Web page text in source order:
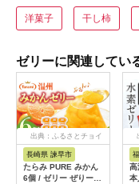
洋菓子 干し柿
ゼリーに関連してい
出典：ふるさとチョイ
長崎県 諫早市
たらみ PURE みかん
6個 / ゼリー ぜりー
高
本